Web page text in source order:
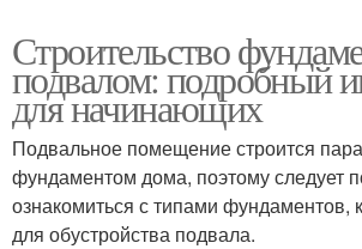
Строительство
подвалом: подробный
для начинающих
Подвальное помещение строится
фундаментом дома, поэтому следует
ознакомиться с типами фундаментов,
для обустройства подвала.